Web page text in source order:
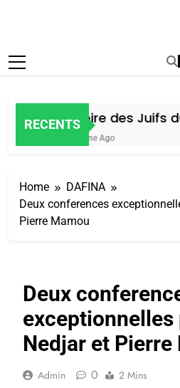
RECENTS
Histoire des Juifs
1 Semaine Ago
Home
DAFINA
Deux conferences
Pierre Mamou
Deux
exceptionnelles
Nedjar et Pierre
Admin 0 2 Mins